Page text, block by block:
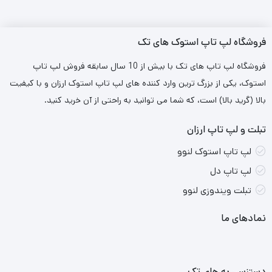
نسبت تصویر برای مرور وب، خواندن متون و کار با اسناد بسیار مناسب
محتوا را فراهم می‌کند، اگرچه عدم وجود پوشش مات ممکن است در
محیط‌های پرنور بازتاب‌هایی ایجاد کند.
فروشگاه لپ تاپ استوک های تک
فروشگاه لپ تاپ های تک با بیش از 10 سال سابقه فروش لپ تاپ
استوک، یکی از بزرگ ترین وارد کننده های لپ تاپ استوک ارزان و با کیفیت
بالا (گرید بالا) است، که شما می توانید به راحتی از آن خرید کنید.
تبلت و لپ تاپ ارزان
لپ تاپ استوک لنوو
لپ تاپ دل
تبلت ویندوزی لنوو
نمادهای ما